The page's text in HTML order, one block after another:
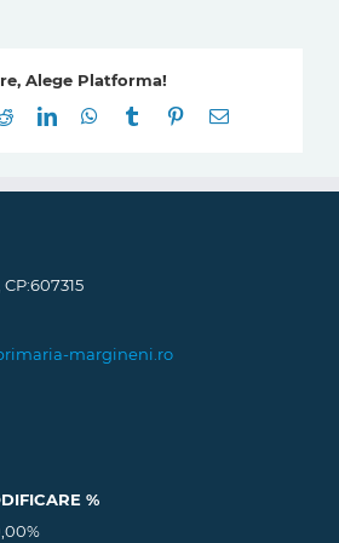
Alege Platforma!
RedditLinkedInWhatsApp
Tumblr Pinterest
E-
margineni.ro
%
%